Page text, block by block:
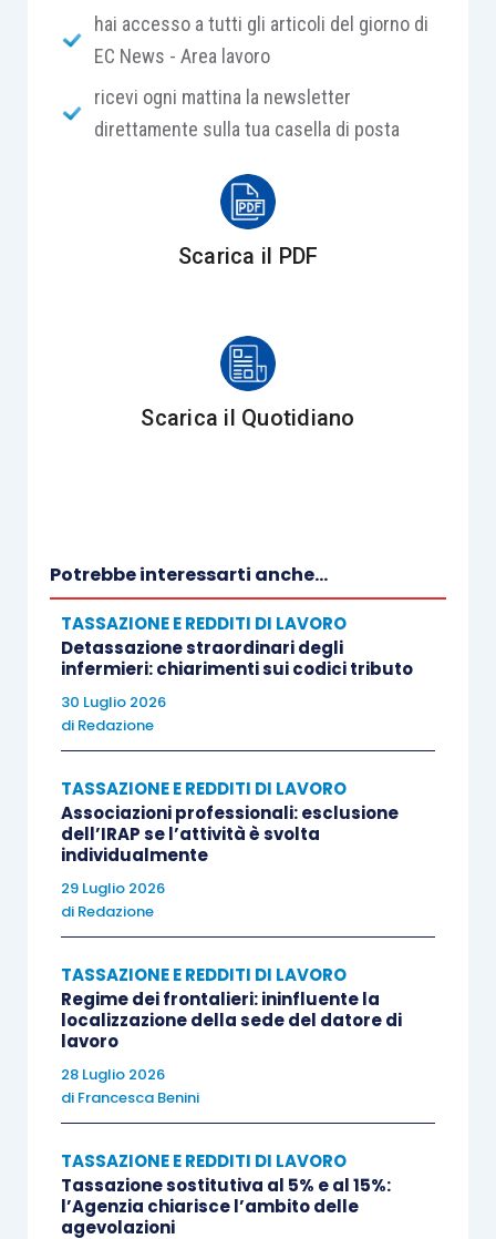
hai accesso a tutti gli articoli del giorno di
EC News - Area lavoro
ricevi ogni mattina la newsletter
direttamente sulla tua casella di posta
Scarica il PDF
Scarica il Quotidiano
Potrebbe interessarti anche...
TASSAZIONE E REDDITI DI LAVORO
Detassazione straordinari degli
infermieri: chiarimenti sui codici tributo
30 Luglio 2026
di Redazione
TASSAZIONE E REDDITI DI LAVORO
Associazioni professionali: esclusione
dell’IRAP se l’attività è svolta
individualmente
29 Luglio 2026
di Redazione
TASSAZIONE E REDDITI DI LAVORO
Regime dei frontalieri: ininfluente la
localizzazione della sede del datore di
lavoro
28 Luglio 2026
di Francesca Benini
TASSAZIONE E REDDITI DI LAVORO
Tassazione sostitutiva al 5% e al 15%:
l’Agenzia chiarisce l’ambito delle
agevolazioni